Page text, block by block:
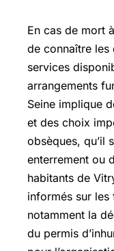
En cas de mort
de connaître les
services
arrangements
Seine implique
et des choix
obsèques, qu’il
enterrement ou
habitants de
informés sur
notamment la
du permis